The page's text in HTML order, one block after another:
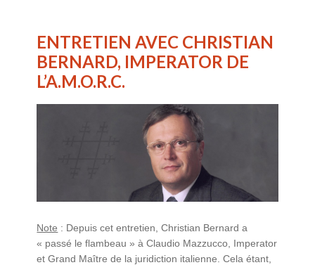
ENTRETIEN AVEC CHRISTIAN
BERNARD, IMPERATOR DE
L’A.M.O.R.C.
Note : Depuis cet entretien, Christian Bernard a
« passé le flambeau » à Claudio Mazzucco, Imperator
et Grand Maître de la juridiction italienne. Cela étant,